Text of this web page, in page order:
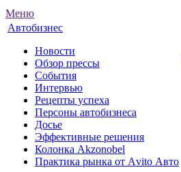
Меню
Автобизнес
Новости
Обзор прессы
События
Интервью
Рецепты успеха
Персоны автобизнеса
Досье
Эффективные решения
Колонка Akzonobel
Практика рынка от Аvito Авто